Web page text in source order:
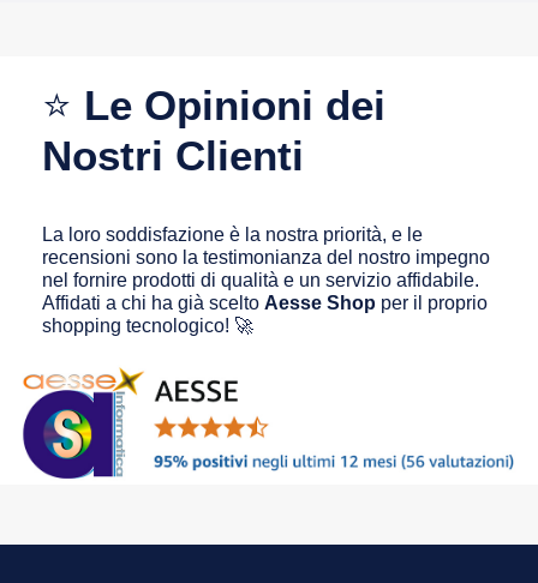
⭐ Le Opinioni dei
Nostri Clienti
La loro soddisfazione è la nostra priorità, e le
recensioni sono la testimonianza del nostro impegno
nel fornire prodotti di qualità e un servizio affidabile.
Affidati a chi ha già scelto Aesse Shop per il proprio
shopping tecnologico! 🚀